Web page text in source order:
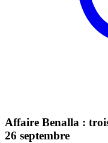
Affaire Benalla :
26 septembre